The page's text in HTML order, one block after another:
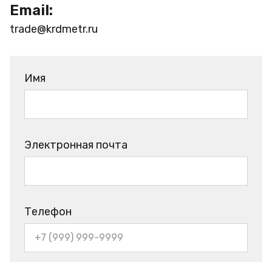
Email:
trade@krdmetr.ru
Имя
Электронная почта
Телефон